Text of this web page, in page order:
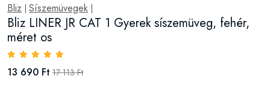
Bliz | Síszemüvegek |
Bliz LINER JR CAT 1 Gyerek síszemüveg, fehér,
méret os
13 690 Ft 17 113 Ft